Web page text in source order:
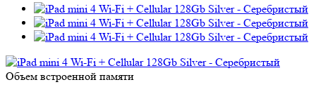
Объем встроенной памяти